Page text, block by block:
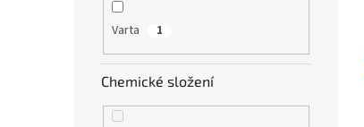
Varta 1
Chemické složení